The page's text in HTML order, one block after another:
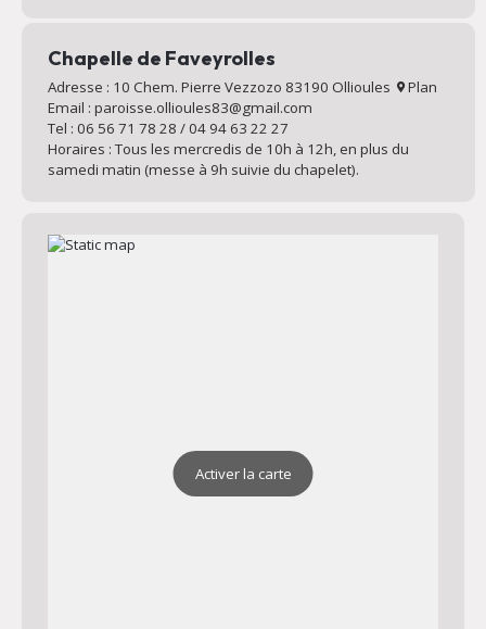
Chapelle de Faveyrolles
Adresse : 10 Chem. Pierre Vezzozo 83190 Ollioules
Plan
Email : paroisse.ollioules83@gmail.com
Tel : 06 56 71 78 28 / 04 94 63 22 27
Horaires : Tous les mercredis de 10h à 12h, en plus du
samedi matin (messe à 9h suivie du chapelet).
Activer la carte